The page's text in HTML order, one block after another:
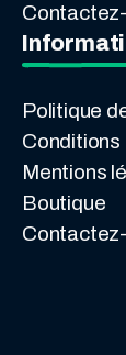
Politique
Mentions
Boutique